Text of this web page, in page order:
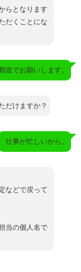
らとなります
だくことにな
送でお願いします。
だけますか？
仕事が忙しいから。
などで戻って
当の個人名で